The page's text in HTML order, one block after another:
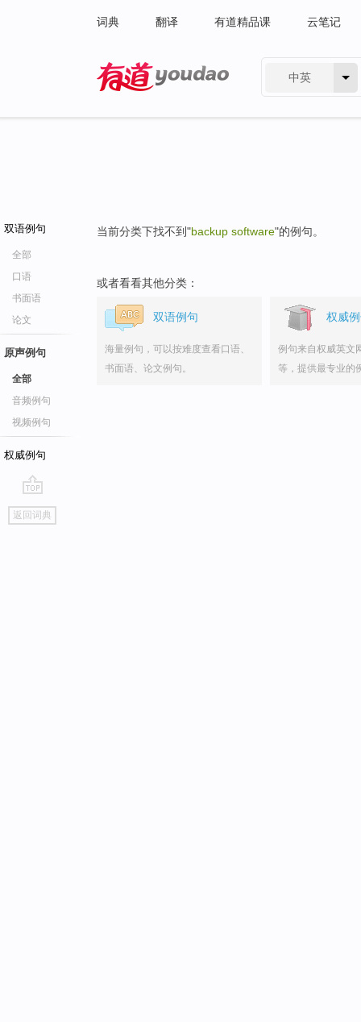
词典 翻译 有道精品课 云笔记
中英
双语例句
全部
口语
书面语
论文
原声例句
全部
音频例句
视频例句
权威例句
go
top
返回词典
当前分类下找不到"backup software"的例句。
或者看看其他分类：
双语例句
海量例句，可以按难度查看口语、
书面语、论文例句。
权威
例句来自权威英文
等，提供最专业的